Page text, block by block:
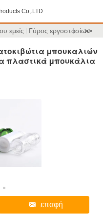
Co,.LTD
εμείς Γύρος εργοστασίων
>>
μπουκαλιών
πλαστικά μπουκάλια
επαφή